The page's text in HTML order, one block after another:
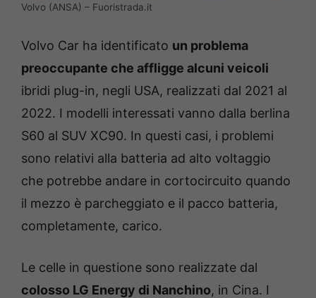
Volvo (ANSA) – Fuoristrada.it
Volvo Car ha identificato un problema
preoccupante che affligge alcuni veicoli
ibridi plug-in, negli USA, realizzati dal 2021 al
2022. I modelli interessati vanno dalla berlina
S60 al SUV XC90. In questi casi, i problemi
sono relativi alla batteria ad alto voltaggio
che potrebbe andare in cortocircuito quando
il mezzo è parcheggiato e il pacco batteria,
completamente, carico.
Le celle in questione sono realizzate dal
colosso LG Energy di Nanchino, in Cina. I